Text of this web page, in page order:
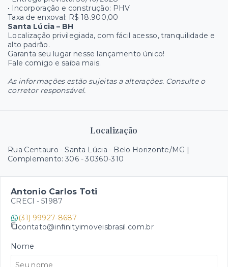
• Incorporação e construção: PHV
Taxa de enxoval: R$ 18.900,00
Santa Lúcia – BH
Localização privilegiada, com fácil acesso, tranquilidade e
alto padrão.
Garanta seu lugar nesse lançamento único!
Fale comigo e saiba mais.
As informações estão sujeitas a alterações. Consulte o
corretor responsável.
Localização
Rua Centauro - Santa Lúcia - Belo Horizonte/MG |
Complemento: 306 - 30360-310
Antonio Carlos Toti
CRECI - 51987
(31) 99927-8687
contato@infinityimoveisbrasil.com.br
Nome